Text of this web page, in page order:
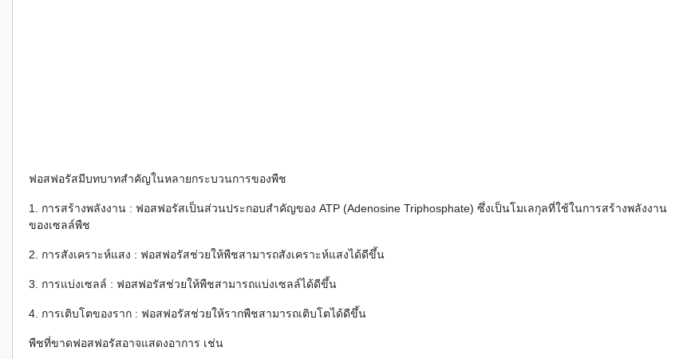
ฟอสฟอรัสมีบทบาทสำคัญในหลายกระบวนการของพืช
1. การสร้างพลังงาน : ฟอสฟอรัสเป็นส่วนประกอบสำคัญของ ATP (Adenosine Triphosphate) ซึ่งเป็นโมเลกุลที่ใช้ในการสร้างพลังงาน
ของเซลล์พืช
2. การสังเคราะห์แสง : ฟอสฟอรัสช่วยให้พืชสามารถสังเคราะห์แสงได้ดีขึ้น
3. การแบ่งเซลล์ : ฟอสฟอรัสช่วยให้พืชสามารถแบ่งเซลล์ได้ดีขึ้น
4. การเติบโตของราก : ฟอสฟอรัสช่วยให้รากพืชสามารถเติบโตได้ดีขึ้น
พืชที่ขาดฟอสฟอรัสอาจแสดงอาการ เช่น